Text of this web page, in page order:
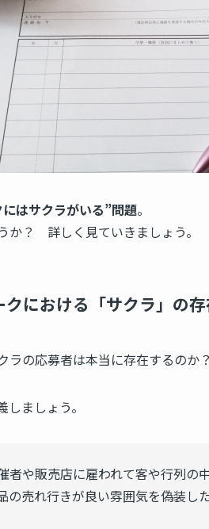
はサクラがいる”問題。
か？ 詳しく見ていきましょう。
における「サクラ」の
ラの応募者は本当に存在するのか
ましょう。
者や販売店に雇われて客や行列の
の売れ行きが良い雰囲気を偽装し